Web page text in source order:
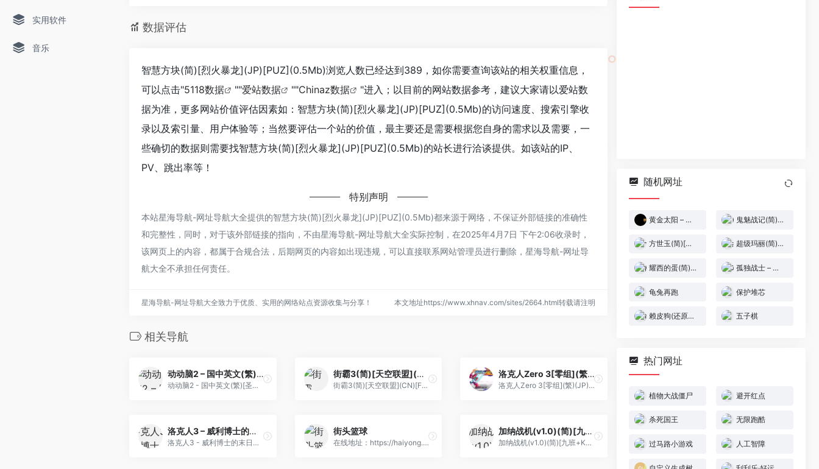
实用软件
音乐
数据评估
智慧方块(简)[烈火暴龙](JP)[PUZ](0.5Mb)浏览人数已经达到389，如你需要查询该站的相关权重信息，
可以点击"5118数据 ""爱站数据 ""Chinaz数据
"进入；以目前的网站数据参考，建议大家请以爱站数
据为准，更多网站价值评估因素如：智慧方块(简)[烈火暴龙](JP)[PUZ](0.5Mb)的访问速度、搜索引擎收
录以及索引量、用户体验等；当然要评估一个站的价值，最主要还是需要根据您自身的需求以及需要，一
些确切的数据则需要找智慧方块(简)[烈火暴龙](JP)[PUZ](0.5Mb)的站长进行洽谈提供。如该站的IP、
PV、跳出率等！
特别声明
本站星海导航-网址导航大全提供的智慧方块(简)[烈火暴龙](JP)[PUZ](0.5Mb)都来源于网络，不保证外部链接的准确性
和完整性，同时，对于该外部链接的指向，不由星海导航-网址导航大全实际控制，在2025年4月7日 下午2:06收录时，
该网页上的内容，都属于合规合法，后期网页的内容如出现违规，可以直接联系网站管理员进行删除，星海导航-网址导
航大全不承担任何责任。
星海导航-网址导航大全致力于优质、实用的网络站点资源收集与分享！ 本文地址https://www.xhnav.com/sites/2664.html转载请注明
相关导航
动动脑2 – 国中英文(繁)[圣谦](CN)[ETC](0.5Mb)
动动脑2 - 国中英文(繁)[圣谦](CN)[ETC](0.5Mb)
街霸3(简)[天空联盟](CN)[FTG](5Mb)
街霸3(简)[天空联盟](CN)[FTG](5Mb)
洛克人Zero 3[零组](繁)(JP)(128Mb)
洛克人Zero 3[零组](繁)(JP)(128Mb)
洛克人3 – 威利博士的末日！(v20230315)(繁)[Nokoh](JP)[ACT](6Mb)
洛克人3 - 威利博士的末日！(...
街头篮球
在线地址：https://haiyong.s...
加纳战机(v1.0)(简)[九班+KasuraJ](US)[STG](3Mb)
加纳战机(v1.0)(简)[九班+KasuraJ](US)[STG](3Mb)
随机网址
黄金太阳 – 开启的封印[CGP&Elffinal](简)(JP)(70.62Mb) 鬼魅战记(简)[外星科技](JP)[RPG](6Mb)
方世玉(简)[南晶科技](CN)[RPG](4Mb) 超级玛丽(简)[夜幕星辰](JUE)[ACT](0.31Mb)
耀西的蛋(简)[高伟](US)[PUZ](1.25Mb) 孤独战士 – 惑星戒严令(v1.0)(简)[业余](JP)[STG](2Mb)
龟兔再跑 保护堆芯
赖皮狗(还原日版标题)[Advance](3Mb) 五子棋
热门网址
植物大战僵尸 避开红点
杀死国王 无限跑酷
过马路小游戏 人工智障